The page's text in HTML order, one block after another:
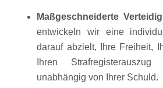
Maßgeschneiderte
entwickeln wir eine
darauf abzielt, Ihre Freiheit,
Ihren
unabhängig von Ihrer Schuld.